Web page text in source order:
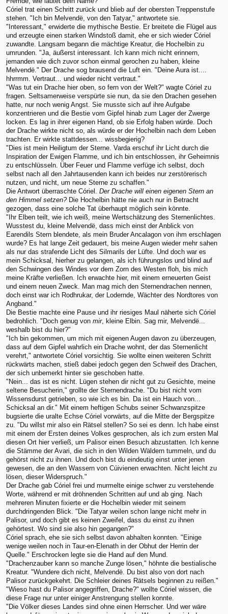
Córiel trat einen Schritt zurück und blieb auf der obersten Treppenstufe
stehen. "Ich bin Melvendë, von den Tatyar," antwortete sie.
"Interessant," erwiderte die mythische Bestie. Er breitete die Flügel aus
und erzeugte einen starken Windstoß damit, ehe er sich wieder Córiel
zuwandte. Langsam begann die mächtige Kreatur, die Hochelbin zu
umrunden. "Ja, äußerst interessant. Ich kann mich nicht erinnern,
jemanden wie dich zuvor schon einmal gerochen zu haben, kleine
Melvendë." Der Drache sog brausend die Luft ein. "Deine Aura ist....
hhrrmm. Vertraut... und wieder nicht vertraut."
"Was tut ein Drache hier oben, so fern von der Welt?" wagte Córiel zu
fragen. Seltsamerweise verspürte sie nun, da sie den Drachen gesehen
hatte, nur noch wenig Angst. Sie musste sich auf ihre Aufgabe
konzentrieren und die Bestie vom Gipfel hinab zum Lager der Zwerge
locken. Es lag in ihrer eigenen Hand, ob sie Erfolg haben würde. Doch
der Drache wirkte nicht so, als würde er der Hochelbin nach dem Leben
trachten. Er wirkte stattdessen... wissbegierig?
"Dies ist mein Heiligtum der Sterne. Varda erschuf ihr Licht durch die
Inspiration der Ewigen Flamme, und ich bin entschlossen, ihr Geheimnis
zu entschlüsseln. Über Feuer und Flamme verfüge ich selbst, doch
selbst nach all den Jahrtausenden kann ich beides nur zerstörerisch
nutzen, und nicht, um neue Sterne zu schaffen."
Die Antwort überraschte Córiel. Der Drache will einen eigenen Stern an
den Himmel setzen?Die Hochelbin hätte nie auch nur in Betracht
gezogen, dass eine solche Tat überhaupt möglich sein könnte.
"Ihr Elben teilt, wie ich weiß, meine Wertschätzung des Sternenlichtes.
Wusstest du, kleine Melvendë, dass mich einst der Anblick von
Earendils Stern blendete, als mein Bruder Ancalagon von ihm erschlagen
wurde? Es hat lange Zeit gedauert, bis meine Augen wieder mehr sahen
als nur das strafende Licht des Silmarils der Lüfte. Und doch war es
mein Schicksal, hierher zu gelangen, als ich führungslos und blind auf
den Schwingen des Windes vor dem Zorn des Westen floh, bis mich
meine Kräfte verließen. Ich erwachte hier, mit einem erneuerten Geist
und einem neuen Zweck. Man mag mich den Sternendrachen nennen,
doch einst war ich Rodhrukar, der Lodernde, Wächter des Nordtores von
Angband."
Die Bestie machte eine Pause und ihr riesiges Maul näherte sich Córiel
bedrohlich. "Doch genug von mir, kleine Elbin. Sag mir, Melvendë...
weshalb bist du hier?"
"Ich bin gekommen, um mich mit eigenen Augen davon zu überzeugen,
dass auf dem Gipfel wahrlich ein Drache wohnt, der das Sternenlicht
verehrt," antwortete Córiel vorsichtig. Sie wollte einen weiteren Schritt
rückwärts machen, stieß dabei jedoch gegen den Schweif des Drachen,
der sich unbemerkt hinter sie geschoben hatte.
"Nein... das ist es nicht. Lügen stehen dir nicht gut zu Gesichte, meine
seltene Besucherin," grollte der Sternendrache. "Du bist nicht vom
Wissensdurst getrieben, so wie ich es bin. Da ist ein Hauch von...
Schicksal an dir." Mit einem heftigen Schubs seiner Schwanzspitze
bugsierte die uralte Echse Córiel vorwärts, auf die Mitte der Bergspitze
zu. "Du willst mir also ein Rätsel stellen? So sei es denn. Ich habe einst
mit einem der Ersten deines Volkes gesprochen, als ich zum ersten Mal
diesen Ort hier verließ, um Palisor einen Besuch abzustatten. Ich kenne
die Stämme der Avari, die sich in den Wilden Wäldern tummeln, und du
gehörst nicht zu ihnen. Und doch bist du eindeutig einst unter jenen
gewesen, die an den Wassern von Cúivienen erwachten. Nicht leicht zu
lösen, dieser Widerspruch."
Der Drache gab Córiel frei und murmelte einige schwer zu verstehende
Worte, während er mit dröhnenden Schritten auf und ab ging. Nach
mehreren Minuten fixierte er die Hochelbin wieder mit seinem
durchdringenden Blick. "Die Tatyar weilen schon lange nicht mehr in
Palisor, und doch gibt es keinen Zweifel, dass du einst zu ihnen
gehörtest. Wo sind sie also hin gegangen?"
Córiel sprach, ehe sie sich selbst davon abhalten konnten. "Einige
wenige weilen noch in Taur-en-Elenath in der Obhut der Herrin der
Quelle." Erschrocken legte sie die Hand auf den Mund.
"Drachenzauber kann so manche Zunge lösen," höhnte die bestialische
Kreatur. "Wundere dich nicht, Melvendë. Du bist also von dort nach
Palisor zurückgekehrt. Die Schleier deines Rätsels beginnen zu reißen."
"Wieso hast du Palisor angegriffen, Drache?" wollte Córiel wissen, die
diese Frage nur unter einiger Anstrengung stellen konnte.
"Die Völker dieses Landes sind ohne einen Herrscher. Und wer wäre